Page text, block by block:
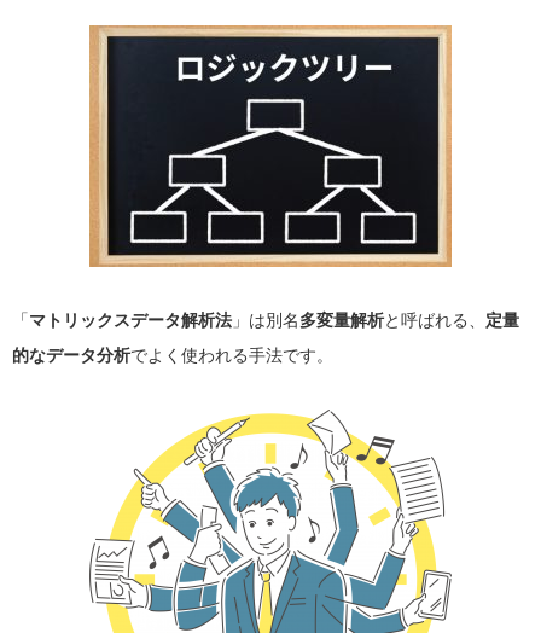
「マトリックスデータ解析法 」は別名多変量解析と呼ばれる、 定量
的なデータ分析でよく使われる手法です。